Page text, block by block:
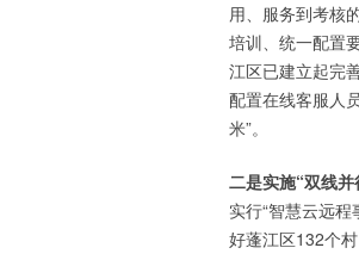
用、服务到考核
培训、统一配置
江区已建立起完
配置在线客服人
米”。
二是实施“双线并
实行“智慧云远
好蓬江区132个